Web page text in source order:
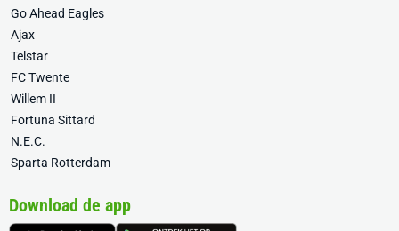
Go Ahead Eagles
Ajax
Telstar
FC Twente
Willem II
Fortuna Sittard
N.E.C.
Sparta Rotterdam
Download de app